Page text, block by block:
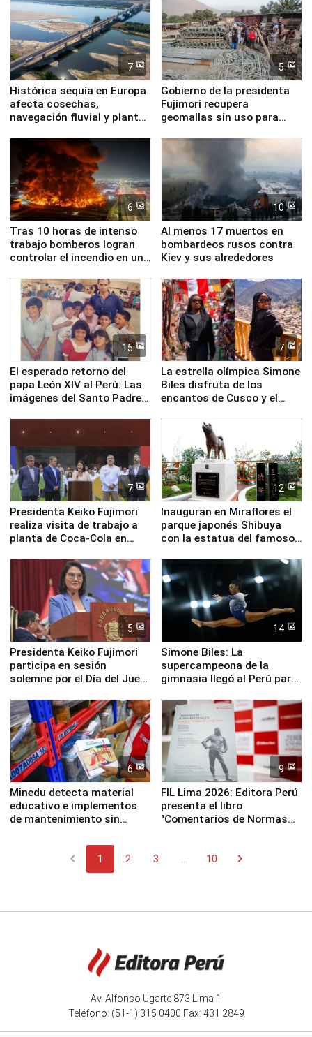
7
Histórica sequía en Europa
afecta cosechas,
navegación fluvial y plantas
5
Gobierno de la presidenta
Fujimori recupera
geomallas sin uso para
Fenómeno El Niño
6
Tras 10 horas de intenso
trabajo bomberos logran
controlar el incendio en una
de Chile
10
Al menos 17 muertos en
bombardeos rusos contra
Kiev y sus alrededores
15
El esperado retorno del
papa León XIV al Perú: Las
imágenes del Santo Padre
7
La estrella olímpica Simone
Biles disfruta de los
encantos de Cusco y el
7
Presidenta Keiko Fujimori
realiza visita de trabajo a
planta de Coca-Cola en
12
Inauguran en Miraflores el
parque japonés Shibuya
con la estatua del famoso
5
Presidenta Keiko Fujimori
participa en sesión
solemne por el Día del Juez
14
Simone Biles: La
supercampeona de la
gimnasia llegó al Perú para
Panamericanos Lima 2027
6
Minedu detecta material
educativo e implementos
de mantenimiento sin
9
FIL Lima 2026: Editora Perú
presenta el libro
"Comentarios de Normas
chevron_left 1 2 3 10 chevron_right
Av. Alfonso Ugarte 873 Lima 1
Teléfono: (51-1) 315 0400 Fax: 431 2849